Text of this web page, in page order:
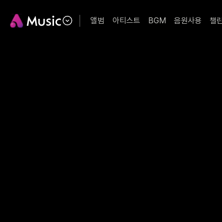
앨범 아티스트 BGM 음원사용 챌